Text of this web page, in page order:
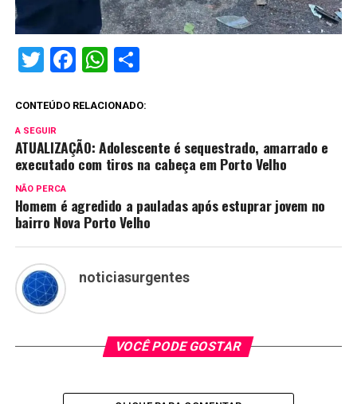
Twitter
Facebook
WhatsApp
Share
CONTEÚDO RELACIONADO:
A SEGUIR
ATUALIZAÇÃO: Adolescente é sequestrado, amarrado e
executado com tiros na cabeça em Porto Velho
NÃO PERCA
Homem é agredido a pauladas após estuprar jovem no
bairro Nova Porto Velho
noticiasurgentes
VOCÊ PODE GOSTAR